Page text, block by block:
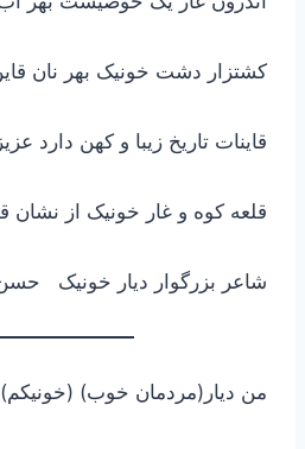
کشتزار دشت خونیک بهر نان
قاینات تاریخ زیبا و کهن دارد عزیز
قلعه کوه و غار خونیک از نشان
شاعر بزرگوار دیار خونیک
من دیار(مردمان خوب) (خونیکم)